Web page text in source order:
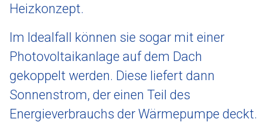
Heizkonzept.
Im Idealfall können sie sogar mit einer
Photovoltaikanlage auf dem Dach
gekoppelt werden. Diese liefert dann
Sonnenstrom, der einen Teil des
Energieverbrauchs der Wärmepumpe deckt.